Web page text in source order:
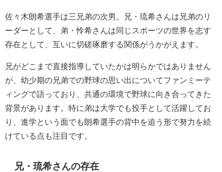
佐々木朗希選手は三兄弟の次男。兄・琉希さんは兄弟のリ
ーダーとして、弟・怜希さんは同じスポーツの世界を志す
存在として、互いに切磋琢磨する関係がうかがえます。
兄がどこまで直接指導していたかは明らかではありません
が、幼少期の兄弟での野球の思い出についてファンミーテ
ィングで語っており、共通の環境で野球に向き合ってきた
背景があります。特に弟は大学でも投手として活躍してお
り、進学という面でも朗希選手の背中を追う形で努力を続
けている点も注目です。
兄・琉希さんの存在